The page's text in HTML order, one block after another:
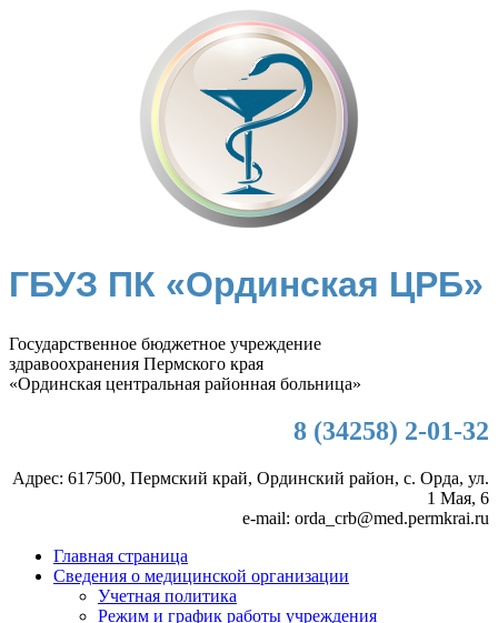
ГБУЗ ПК «Ординская ЦРБ»
Государственное бюджетное учреждение
здравоохранения Пермского края
«Ординская центральная районная больница»
8 (34258) 2-01-32
Адрес: 617500, Пермский край, Ординский район, с. Орда, ул.
1 Мая, 6
e-mail: orda_crb@med.permkrai.ru
Главная страница
Сведения о медицинской организации
Учетная политика
Режим и график работы учреждения